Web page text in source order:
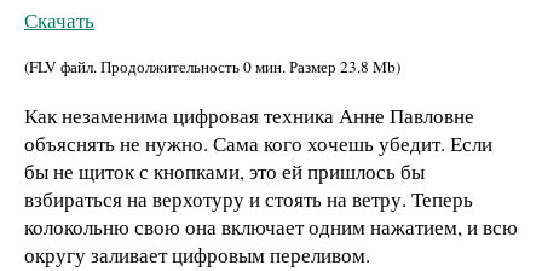
Скачать
(FLV файл. Продолжительность0 мин.Размер 23.8 Mb)
Как незаменима цифровая техника Анне Павловне
объяснять не нужно. Сама кого хочешь убедит. Если
бы не щиток с кнопками, это ей пришлось бы
взбираться на верхотуру и стоять на ветру. Теперь
колокольню свою она включает одним нажатием, и всю
округу заливает цифровым переливом.